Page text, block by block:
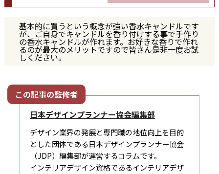
基本的に買うという概念が強い香水キャンドルです
が、ご自身でキャンドルを香り付けする事で手作り
の香水キャンドルが作れます。お好きな香りで作れ
るのが最大のメリットですので皆さん是非一度お試
しください。
日本デザインプランナー協会編集部
デザイン業界の発展と専門職の地位向上を目的
とした団体である日本デザインプランナー協会
（JDP）編集部が運営するコラムです。
インテリアデザイン資格であるインテリアデザ